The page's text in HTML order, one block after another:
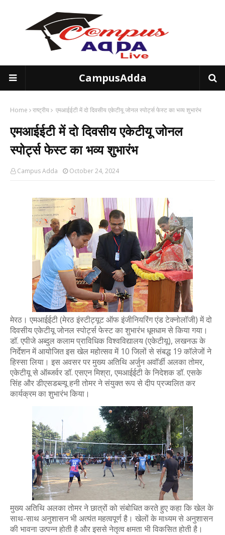
CampusAdda
Home राष्ट्रीय एमआईईटी में दो दिवसीय एकेटीयू जोनल स्पोर्ट्स फेस्ट का भव्य शुभारंभ
एमआईईटी में दो दिवसीय एकेटीयू जोनल
स्पोर्ट्स फेस्ट का भव्य शुभारंभ
Campus Adda October 24, 2024
मेरठ। एमआईईटी (मेरठ इंस्टीट्यूट ऑफ इंजीनियरिंग एंड टेक्नोलॉजी) में दो
दिवसीय एकेटीयू जोनल स्पोर्ट्स फेस्ट का शुभारंभ धूमधाम से किया गया।
डॉ. एपीजे अब्दुल कलाम प्राविधिक विश्वविद्यालय (एकेटीयू), लखनऊ के
निर्देशन में आयोजित इस खेल महोत्सव में 10 जिलों से संबद्ध 19 कॉलेजों ने
हिस्सा लिया। इस अवसर पर मुख्य अतिथि अर्जुन अवॉर्डी अलका तोमर,
एकेटीयू से ऑब्जर्वर डॉ. एसएन मिश्रा, एमआईईटी के निदेशक डॉ. एसके
सिंह और डीएसडब्ल्यू हनी तोमर ने संयुक्त रूप से दीप प्रज्वलित कर
कार्यक्रम का शुभारंभ किया।
मुख्य अतिथि अलका तोमर ने छात्रों को संबोधित करते हुए कहा कि खेल के
साथ-साथ अनुशासन भी अत्यंत महत्वपूर्ण है। खेलों के माध्यम से अनुशासन
की भावना उत्पन्न होती है और इससे नेतृत्व क्षमता भी विकसित होती है।